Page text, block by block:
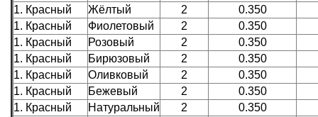
1. Красный
Жёлтый 2
0.350
1. Красный
Фиолетовый 2
0.350
1. Красный
Розовый 2
0.350
1. Красный
Бирюзовый 2
0.350
1. Красный
Оливковый 2
0.350
1. Красный
Бежевый 2
0.350
1. Красный
Натуральный 2
0.350